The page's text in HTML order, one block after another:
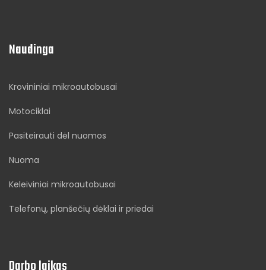
Naudinga
Krovininiai mikroautobusai
Motociklai
Pasiteirauti dėl nuomos
Nuoma
Keleiviniai mikroautobusai
Telefonų, planšečių dėklai ir priedai